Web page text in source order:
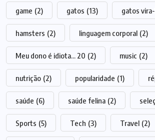
game (2) gatos (13) gatos
hamsters (2) linguagem corporal (2)
Meu dono é idiota... 20 (2) music (2)
nutrição (2) popularidade (1)
saúde (6) saúde felina (2)
Sports (5) Tech (3) Travel (2)